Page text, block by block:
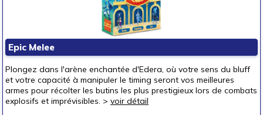
Epic Melee
Plongez dans l'arène enchantée d'Edera, où votre sens du bluff
et votre capacité à manipuler le timing seront vos meilleures
armes pour récolter les butins les plus prestigieux lors de combats
explosifs et imprévisibles. > voir détail